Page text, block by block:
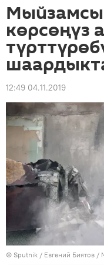
көрсөңүз
12:49 04.11.2019
© Sputnik / Евгений Биятов /